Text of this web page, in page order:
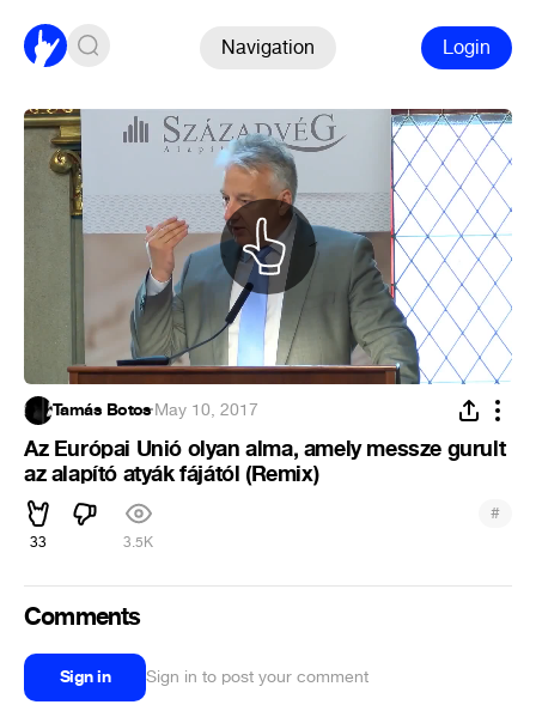
Navigation Login
Tamás Botos·May 10, 2017
Az Európai Unió olyan alma, amely messze gurult
az alapító atyák fájától (Remix)
33 3.5K
#
Comments
Sign in Sign in to post your comment